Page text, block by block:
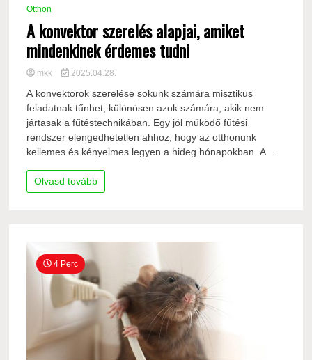
Otthon
A konvektor szerelés alapjai, amiket
mindenkinek érdemes tudni
mkk 2025.04.28.
A konvektorok szerelése sokunk számára misztikus
feladatnak tűnhet, különösen azok számára, akik nem
jártasak a fűtéstechnikában. Egy jól működő fűtési
rendszer elengedhetetlen ahhoz, hogy az otthonunk
kellemes és kényelmes legyen a hideg hónapokban. A...
Olvasd tovább
4 Perc